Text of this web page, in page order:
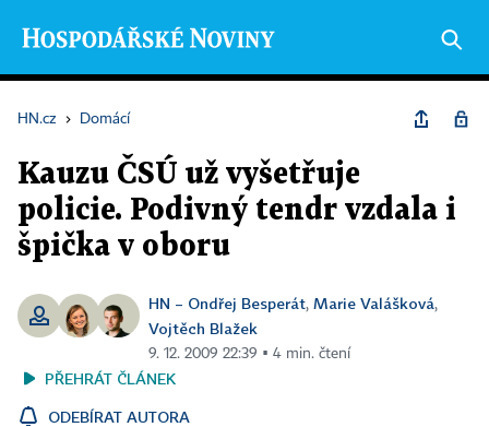
HN.cz › Domácí
Kauzu ČSÚ už vyšetřuje
policie. Podivný tendr vzdala i
špička v oboru
HN – Ondřej Besperát, Marie Valášková,
Vojtěch Blažek
9. 12. 2009 22:39 ▪ 4 min. čtení
PŘEHRÁT ČLÁNEK
ODEBÍRAT AUTORA